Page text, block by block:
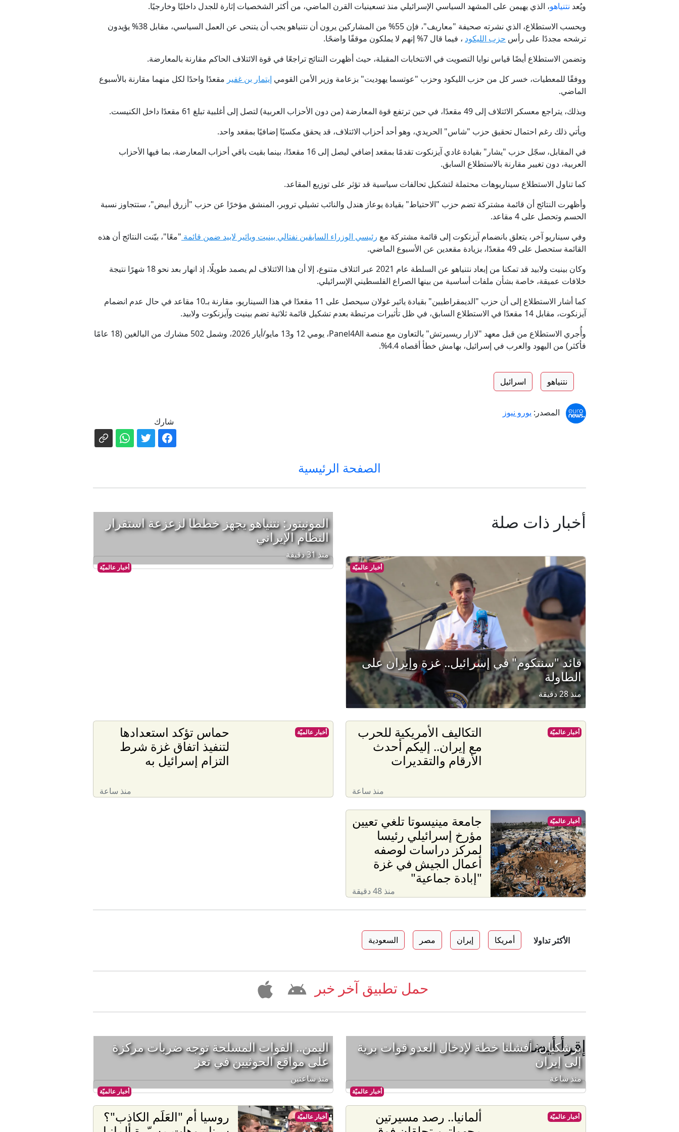
ويُعد نتنياهو، الذي يهيمن على المشهد السياسي الإسرائيلي منذ تسعينيات القرن الماضي، من أكثر الشخصيات إثارة للجدل داخليًا وخارجيًا.
وبحسب الاستطلاع، الذي نشرته صحيفة "معاريف"، فإن 55% من المشاركين يرون أن نتنياهو يجب أن يتنحى عن العمل السياسي، مقابل 38% يؤيدون
ترشحه مجددًا على رأس حزب الليكود ، فيما قال 7% إنهم لا يملكون موقفًا واضحًا.
وتضمن الاستطلاع أيضًا قياس نوايا التصويت في الانتخابات المقبلة، حيث أظهرت النتائج تراجعًا في قوة الائتلاف الحاكم مقارنة بالمعارضة.
ووفقًا للمعطيات، خسر كل من حزب الليكود وحزب "عوتسما يهوديت" بزعامة وزير الأمن القومي إيتمار بن غفير مقعدًا واحدًا لكل منهما مقارنة بالأسبوع
الماضي.
وبذلك، يتراجع معسكر الائتلاف إلى 49 مقعدًا، في حين ترتفع قوة المعارضة (من دون الأحزاب العربية) لتصل إلى أغلبية تبلغ 61 مقعدًا داخل الكنيست.
ويأتي ذلك رغم احتمال تحقيق حزب "شاس" الحريدي، وهو أحد أحزاب الائتلاف، قد يحقق مكسبًا إضافيًا بمقعد واحد.
في المقابل، سجّل حزب "يشار" بقيادة غادي آيزنكوت تقدمًا بمقعد إضافي ليصل إلى 16 مقعدًا، بينما بقيت باقي أحزاب المعارضة، بما فيها الأحزاب
العربية، دون تغيير مقارنة بالاستطلاع السابق.
كما تناول الاستطلاع سيناريوهات محتملة لتشكيل تحالفات سياسية قد تؤثر على توزيع المقاعد.
وأظهرت النتائج أن قائمة مشتركة تضم حزب "الاحتياط" بقيادة يوعاز هندل والنائب تشيلي تروبر، المنشق مؤخرًا عن حزب "أزرق أبيض"، ستتجاوز نسبة
الحسم وتحصل على 4 مقاعد.
وفي سيناريو آخر، يتعلق بانضمام آيزنكوت إلى قائمة مشتركة مع رئيسي الوزراء السابقين نفتالي بينيت ويائير لابيد ضمن قائمة "معًا"، بيّنت النتائج أن هذه
القائمة ستحصل على 49 مقعدًا، بزيادة مقعدين عن الأسبوع الماضي.
وكان بينيت ولابيد قد تمكنا من إبعاد نتنياهو عن السلطة عام 2021 عبر ائتلاف متنوع، إلا أن هذا الائتلاف لم يصمد طويلًا، إذ انهار بعد نحو 18 شهرًا نتيجة
خلافات عميقة، خاصة بشأن ملفات أساسية من بينها الصراع الفلسطيني الإسرائيلي.
كما أشار الاستطلاع إلى أن حزب "الديمقراطيين" بقيادة يائير غولان سيحصل على 11 مقعدًا في هذا السيناريو، مقارنة بـ10 مقاعد في حال عدم انضمام
آيزنكوت، مقابل 14 مقعدًا في الاستطلاع السابق، في ظل تأثيرات مرتبطة بعدم تشكيل قائمة ثلاثية تضم بينيت وآيزنكوت ولابيد.
وأُجري الاستطلاع من قبل معهد "لازار ريسيرتش" بالتعاون مع منصة Panel4All، يومي 12 و13 مايو/أيار 2026، وشمل 502 مشارك من البالغين (18 عامًا
فأكثر) من اليهود والعرب في إسرائيل، بهامش خطأ أقصاه 4.4%.
نتنياهو اسرائيل
المصدر: يورو نيوز
شارك
الصفحة الرئيسية
أخبار ذات صلة
أخبار عالميّة
قائد "سنتكوم" في إسرائيل.. غزة وإيران على
الطاولة
منذ 28 دقيقة
أخبار عالميّة
المونيتور: نتنياهو يجهز خططا لزعزعة استقرار
النظام الإيراني
منذ 31 دقيقة
التكاليف الأمريكية للحرب
مع إيران.. إليكم أحدث
الأرقام والتقديرات
منذ ساعة
أخبار عالميّة
حماس تؤكد استعدادها
لتنفيذ اتفاق غزة شرط
التزام إسرائيل به
منذ ساعة
أخبار عالميّة
جامعة مينيسوتا تلغي تعيين
مؤرخ إسرائيلي رئيسا
لمركز دراسات لوصفه
أعمال الجيش في غزة
"إبادة جماعية"
منذ 48 دقيقة
أخبار عالميّة
الأكثر تداولا أمريكا إيران مصر السعودية
حمل تطبيق آخر خبر
إقرأ أيضا
أخبار عالميّة
بزشكيان: أفشلنا خطة لإدخال العدو قوات برية
إلى إيران
منذ ساعة
أخبار عالميّة
اليمن.. القوات المسلحة توجه ضربات مركزة
على مواقع الحوثيين في تعز
منذ ساعتين
ألمانيا.. رصد مسيرتين
أخبار عالميّة
روسيا أم "العَلَم الكاذب"؟
أخبار عالميّة